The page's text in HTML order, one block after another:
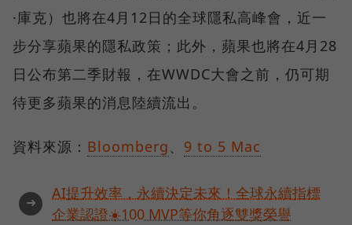
·庫克）也將在4月12日的全球隱私高峰會，近一
步分享蘋果的隱私政策；此外，蘋果也將在4月28
日公布第二季財報，在WWDC大會之前，仍可期
待更多蘋果的消息陸續流出。
資料來源： Bloomberg、 9 to 5 Mac
➜
AI提升效率，永續決定未來！全球永續指標
企業認證☀️100 MVP等你角逐雙獎榮譽